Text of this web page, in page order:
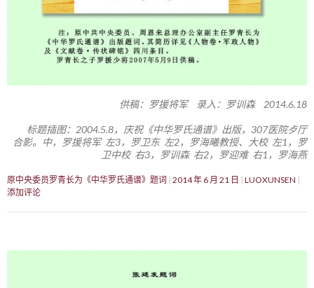
供稿：罗援将军 录入：罗训森 2014.6.18
标题插图：2004.5.8，庆祝《中华罗氏通谱》出版，307医院歺厅
合影。中，罗援将军 左3，罗卫东 左2，罗海曦教授、大校 左1，罗
卫中校 右3，罗训森 右2，罗迎难 右1，罗海燕
原中央委员罗青长为《中华罗氏通谱》题词 2014 年 6 月 21 日
LUOXUNSEN
添加评论